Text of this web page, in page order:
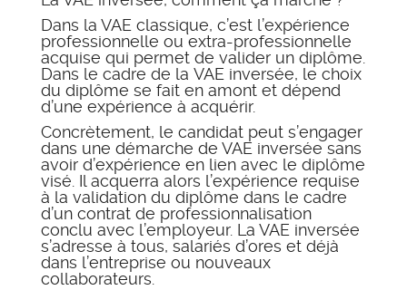
Dans la VAE classique, c’est l’expérience
professionnelle ou extra-professionnelle
acquise qui permet de valider un diplôme.
Dans le cadre de la VAE inversée, le choix
du diplôme se fait en amont et dépend
d’une expérience à acquérir.
Concrètement, le candidat peut s’engager
dans une démarche de VAE inversée sans
avoir d’expérience en lien avec le diplôme
visé. Il acquerra alors l’expérience requise
à la validation du diplôme dans le cadre
d’un contrat de professionnalisation
conclu avec l’employeur. La VAE inversée
s’adresse à tous, salariés d’ores et déjà
dans l’entreprise ou nouveaux
collaborateurs.